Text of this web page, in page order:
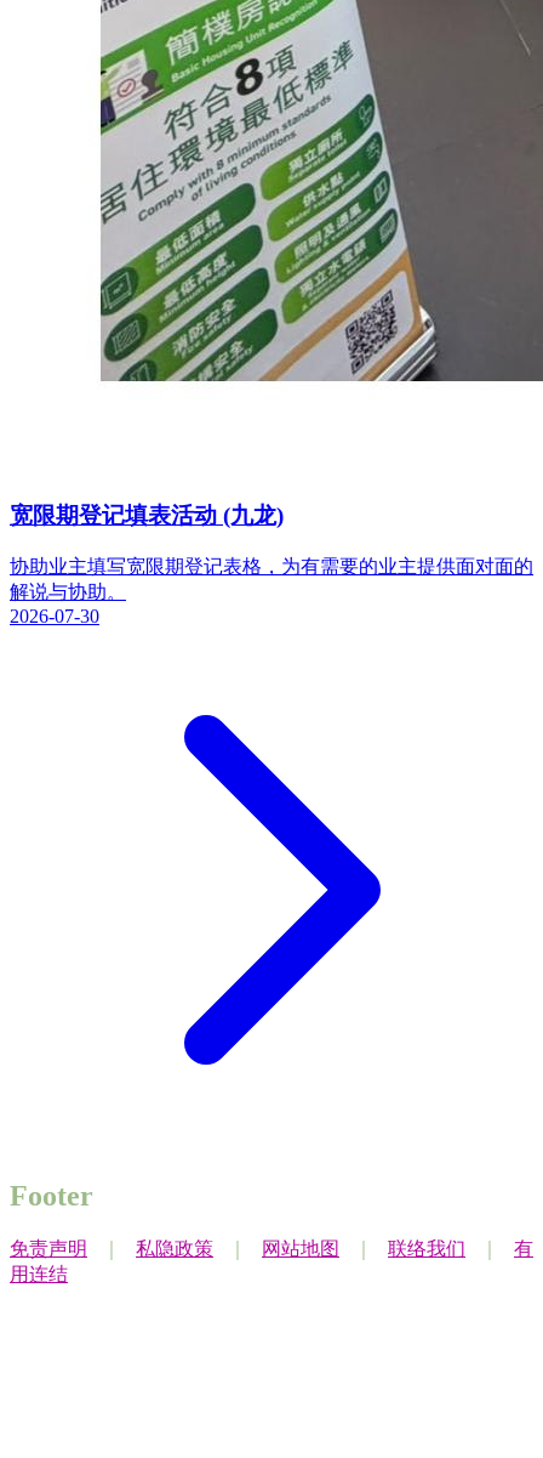
宽限期登记填表活动 (九龙)
协助业主填写宽限期登记表格，为有需要的业主提供面对面的
解说与协助。
2026-07-30
Footer
免责声明 私隐政策 网站地图 联络我们
有
用连结